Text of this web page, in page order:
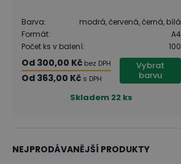
Barva:
modrá, červená, černá, bílá
Formát:
A4
Počet ks v balení: 100
Od 300,00 Kč bez DPH
Od 363,00 Kč s DPH
Vybrat
barvu
Skladem 22 ks
NEJPRODÁVANĚJŠÍ PRODUKTY